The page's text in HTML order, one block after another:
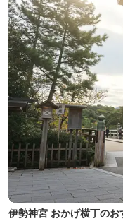
伊勢神宮 おかげ横丁の